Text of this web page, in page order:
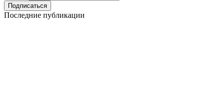
Последние публикации